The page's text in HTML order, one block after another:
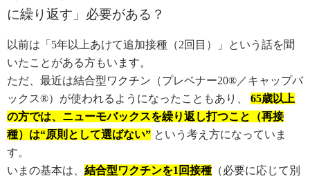
に繰り返す」必要がある？
以前は「5年以上あけて追加接種（2回目）」という話を聞
いたことがある方もいます。
ただ、最近は結合型ワクチン（プレベナー20®／キャップバ
ックス®）が使われるようになったこともあり、 65歳以上
の方では、ニューモバックスを繰り返し打つこと（再接
種）は“原則として選ばない” という考え方になっていま
す。
いまの基本は、 結合型ワクチンを1回接種 （必要に応じて別